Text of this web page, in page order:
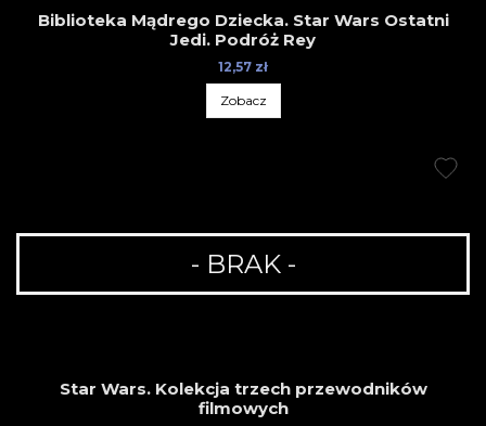
Biblioteka Mądrego Dziecka. Star Wars Ostatni
Jedi. Podróż Rey
12,57 zł
Zobacz
- BRAK -
Star Wars. Kolekcja trzech przewodników
filmowych